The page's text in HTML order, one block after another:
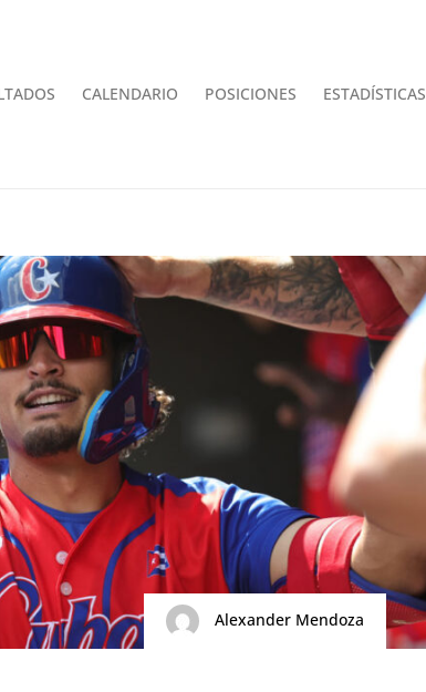
CALENDARIO POSICIONES ESTADÍSTICAS
Alexander Mendoza